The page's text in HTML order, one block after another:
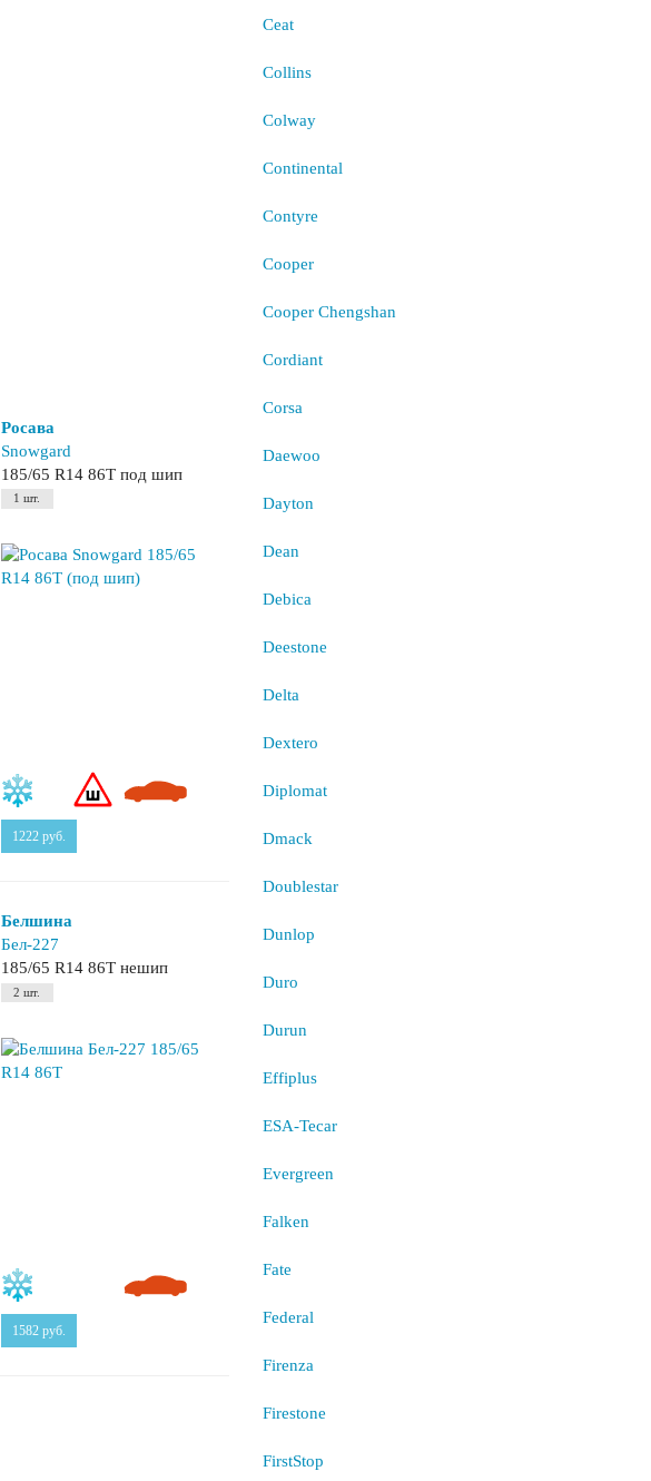
Росава
Snowgard
185/65 R14 86T под шип
1 шт.
1222 руб.
Белшина
Бел-227
185/65 R14 86T нешип
2 шт.
1582 руб.
Ceat
Collins
Colway
Continental
Contyre
Cooper
Cooper Chengshan
Cordiant
Corsa
Daewoo
Dayton
Dean
Debica
Deestone
Delta
Dextero
Diplomat
Dmack
Doublestar
Dunlop
Duro
Durun
Effiplus
ESA-Tecar
Evergreen
Falken
Fate
Federal
Firenza
Firestone
FirstStop